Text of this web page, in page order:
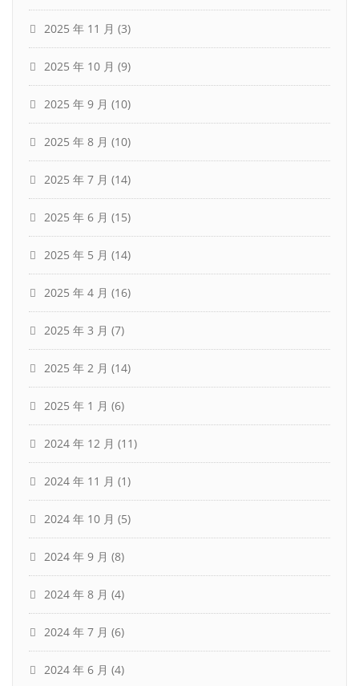
2025 年 11 月 (3)
2025 年 10 月 (9)
2025 年 9 月 (10)
2025 年 8 月 (10)
2025 年 7 月 (14)
2025 年 6 月 (15)
2025 年 5 月 (14)
2025 年 4 月 (16)
2025 年 3 月 (7)
2025 年 2 月 (14)
2025 年 1 月 (6)
2024 年 12 月 (11)
2024 年 11 月 (1)
2024 年 10 月 (5)
2024 年 9 月 (8)
2024 年 8 月 (4)
2024 年 7 月 (6)
2024 年 6 月 (4)